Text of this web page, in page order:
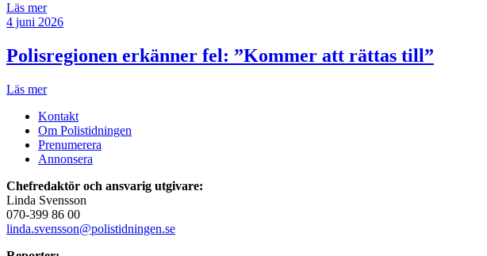
Läs mer
4 juni 2026
Polisregionen erkänner fel: ”Kommer att rättas till”
Läs mer
Kontakt
Om Polistidningen
Prenumerera
Annonsera
Chefredaktör och ansvarig utgivare:
Linda Svensson
070-399 86 00
linda.svensson@polistidningen.se